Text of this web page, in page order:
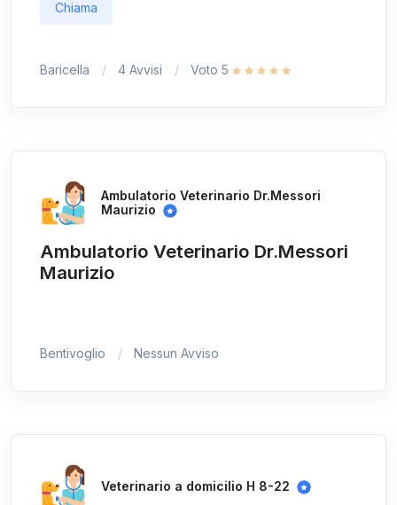
Chiama
Baricella 4 Avvisi Voto 5
Ambulatorio Veterinario Dr.Messori
Maurizio
Ambulatorio Veterinario Dr.Messori
Maurizio
Bentivoglio Nessun Avviso
Veterinario a domicilio H 8-22